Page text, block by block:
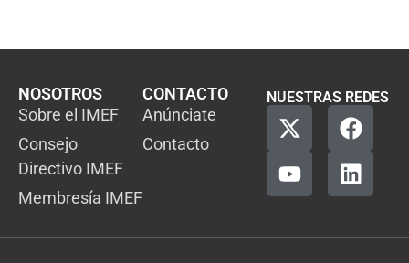
NOSOTROS
Sobre el IMEF
Consejo
Directivo IMEF
Membresía IMEF
CONTACTO
Anúnciate
Contacto
NUESTRAS REDES